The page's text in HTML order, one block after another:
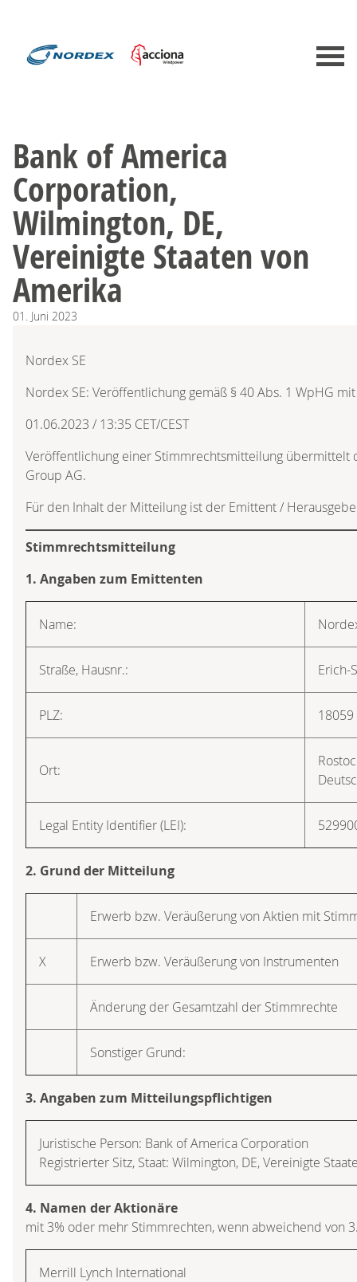
Bank of America
Corporation,
Wilmington, DE,
Vereinigte Staaten von
Amerika
01. Juni 2023
Nordex SE
Nordex SE: Veröffentlichung gemäß § 40 Abs. 1 WpHG
01.06.2023 / 13:35 CET/CEST
Veröffentlichung einer Stimmrechtsmitteilung übermittelt
Group AG.
Für den Inhalt der Mitteilung ist der Emittent /
Stimmrechtsmitteilung
1. Angaben zum Emittenten
Name:
Straße, Hausnr.: Erich-
PLZ: 18059
Ort:
Legal Entity Identifier (LEI):
2. Grund der Mitteilung
Erwerb bzw. Veräußerung von Aktien mit
X Erwerb bzw. Veräußerung von Instrumenten
Änderung der Gesamtzahl der Stimmrechte
Sonstiger Grund:
3. Angaben zum Mitteilungspflichtigen
Juristische Person: Bank of America Corporation
Registrierter Sitz, Staat: Wilmington, DE, Vereinigte
4. Namen der Aktionäre
mit 3% oder mehr Stimmrechten, wenn abweichend von
Merrill Lynch International